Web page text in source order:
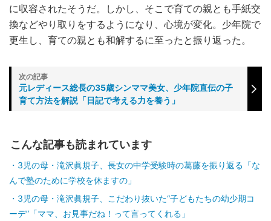
に収容されたそうだ。しかし、そこで育ての親とも手紙交
換などやり取りをするようになり、心境が変化。少年院で
更生し、育ての親とも和解するに至ったと振り返った。
元レディース総長の35歳シンママ美女、少年院直伝の子
育て方法を解説「日記で考える力を養う」
こんな記事も読まれています
3児の母・滝沢眞規子、長女の中学受験時の葛藤を振り返る「な
んで塾のために学校を休ますの」
3児の母・滝沢眞規子、こだわり抜いた“子どもたちの幼少期コ
ーデ”「ママ、お見事だね！って言ってくれる」